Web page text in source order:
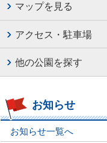
マップを見る
アクセス・駐車場
他の公園を探す
お知らせ
お知らせ一覧へ